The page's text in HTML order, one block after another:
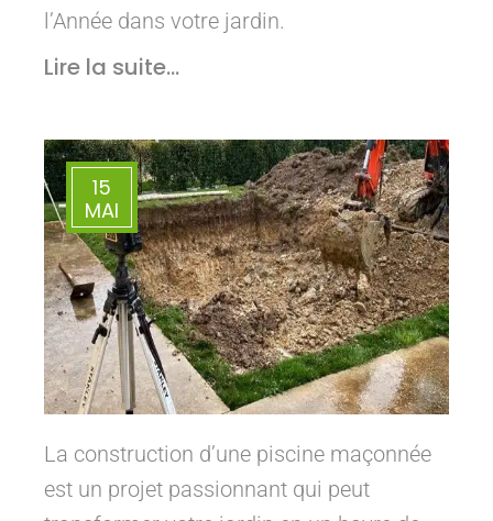
l’Année dans votre jardin.
Lire la suite...
15
MAI
La construction d’une piscine maçonnée
est un projet passionnant qui peut